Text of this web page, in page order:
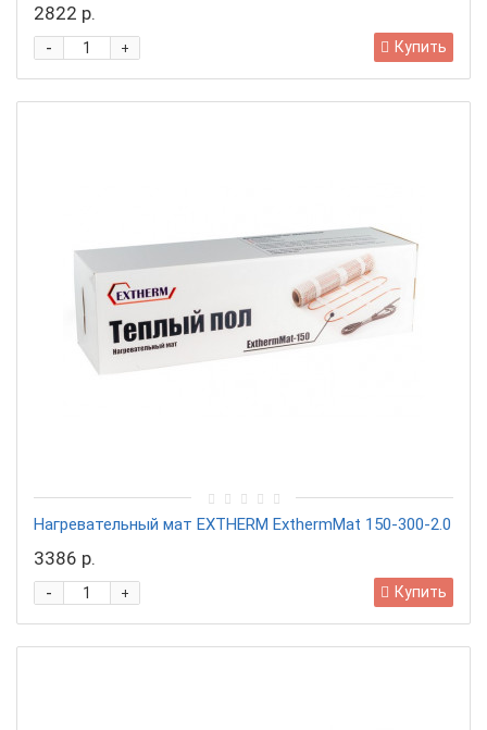
2822 р.
+
- Купить
Нагревательный мат EXTHERM ExthermMat 150-300-2.0
3386 р.
+
- Купить